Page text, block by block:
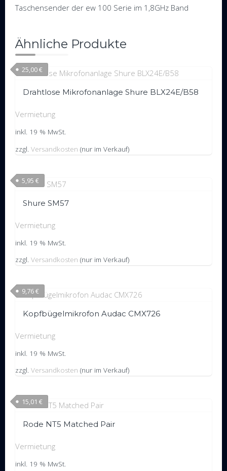
Taschensender der ew 100 Serie im 1,8GHz Band
Ähnliche Produkte
Drahtlose Mikrofonanlage Shure BLX24E/B58
25,00€
Vermietung
inkl. 19 % MwSt.
zzgl. Versandkosten (nur im Verkauf)
Shure SM57
5,95 €
Vermietung
inkl. 19 % MwSt.
zzgl. Versandkosten (nur im Verkauf)
Kopfbügelmikrofon Audac CMX726
9,76€
Vermietung
inkl. 19 % MwSt.
zzgl. Versandkosten (nur im Verkauf)
Rode NT5 Matched Pair
15,01 €
Vermietung
inkl. 19 % MwSt.